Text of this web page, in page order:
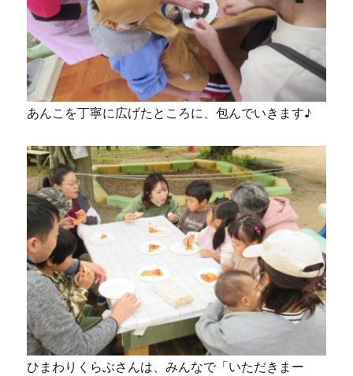
あんこを丁寧に広げたところに、包んでいきます♪
ひまわりくらぶさんは、みんなで「いただきまー